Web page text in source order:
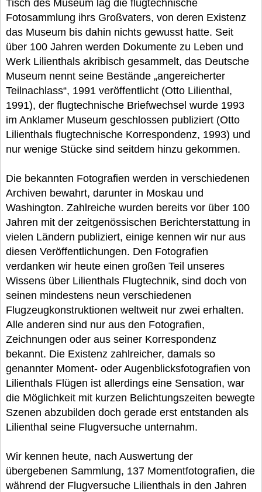
Tisch des Museum lag die flugtechnische
Fotosammlung ihrs Großvaters, von deren Existenz
das Museum bis dahin nichts gewusst hatte. Seit
über 100 Jahren werden Dokumente zu Leben und
Werk Lilienthals akribisch gesammelt, das Deutsche
Museum nennt seine Bestände „angereicherter
Teilnachlass“, 1991 veröffentlicht (Otto Lilienthal,
1991), der flugtechnische Briefwechsel wurde 1993
im Anklamer Museum geschlossen publiziert (Otto
Lilienthals flugtechnische Korrespondenz, 1993) und
nur wenige Stücke sind seitdem hinzu gekommen.
Die bekannten Fotografien werden in verschiedenen
Archiven bewahrt, darunter in Moskau und
Washington. Zahlreiche wurden bereits vor über 100
Jahren mit der zeitgenössischen Berichterstattung in
vielen Ländern publiziert, einige kennen wir nur aus
diesen Veröffentlichungen. Den Fotografien
verdanken wir heute einen großen Teil unseres
Wissens über Lilienthals Flugtechnik, sind doch von
seinen mindestens neun verschiedenen
Flugzeugkonstruktionen weltweit nur zwei erhalten.
Alle anderen sind nur aus den Fotografien,
Zeichnungen oder aus seiner Korrespondenz
bekannt. Die Existenz zahlreicher, damals so
genannter Moment- oder Augenblicksfotografien von
Lilienthals Flügen ist allerdings eine Sensation, war
die Möglichkeit mit kurzen Belichtungszeiten bewegte
Szenen abzubilden doch gerade erst entstanden als
Lilienthal seine Flugversuche unternahm.
Wir kennen heute, nach Auswertung der
übergebenen Sammlung, 137 Momentfotografien, die
während der Flugversuche Lilienthals in den Jahren